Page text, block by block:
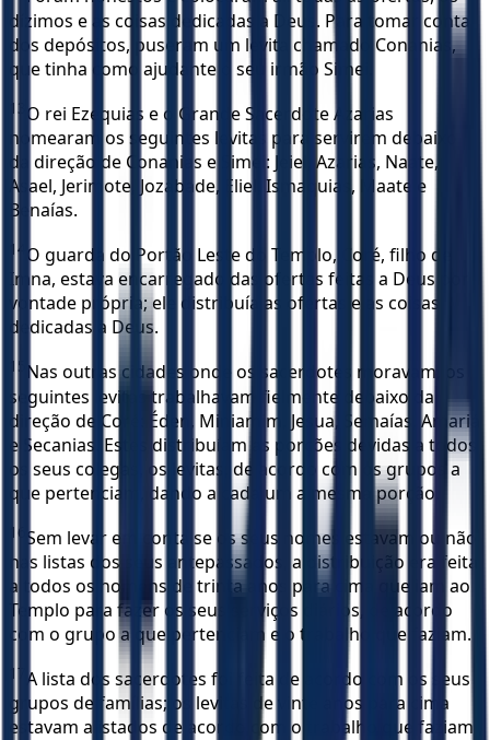
dízimos e as coisas dedicadas a Deus. Para tomar conta
dos depósitos, puseram um levita chamado Conanias,
que tinha como ajudante o seu irmão Simei.
13 O rei Ezequias e o Grande Sacerdote Azarias
nomearam os seguintes levitas para servirem debaixo
da direção de Conanias e Simei: Jeiel, Azarias, Naate,
Asael, Jerimote, Jozabade, Eliel, Ismaquias, Maate e
Benaías.
14 O guarda do Portão Leste do Templo, Coré, filho de
Imna, estava encarregado das ofertas feitas a Deus por
vontade própria; ele distribuía as ofertas e as coisas
dedicadas a Deus.
15 Nas outras cidades onde os sacerdotes moravam, os
seguintes levitas trabalhavam fielmente debaixo da
direção de Coré: Éden, Miniamim, Jesua, Semaías, Amariá
e Secanias. Estes distribuíam as porções devidas a todos
os seus colegas, os levitas, de acordo com os grupos a
que pertenciam, dando a cada um a mesma porção.
16 Sem levar em conta se os seus nomes estavam ou não
nas listas dos seus antepassados, a distribuição era feita
a todos os homens de trinta anos para cima que iam ao
Templo para fazer os seus serviços diários, de acordo
com o grupo a que pertenciam e o trabalho que faziam.
17 A lista dos sacerdotes foi feita de acordo com os seus
grupos de famílias; os levitas de vinte anos para cima
estavam alistados de acordo com o trabalho que faziam